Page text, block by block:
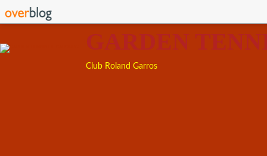
GARDEN
Club Roland Garros